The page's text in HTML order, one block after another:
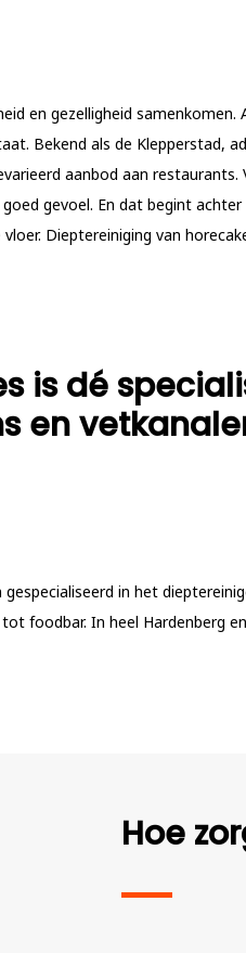
en gezelligheid
Bekend als de Klepperstad,
aanbod aan
gevoel. En dat begint
Dieptereiniging van
is dé
en
in het
foodbar. In heel Hardenberg
Hoe